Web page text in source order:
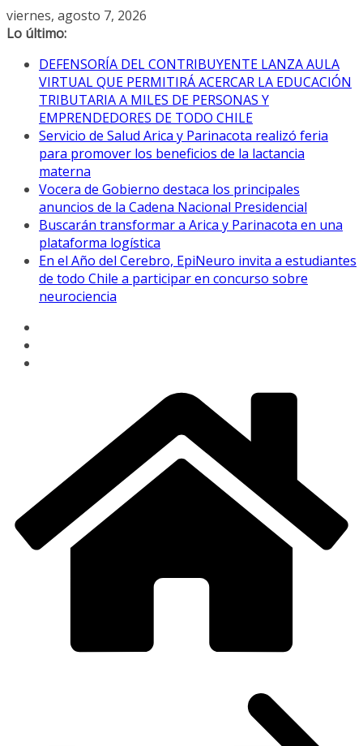
Saltar
al
viernes, agosto 7, 2026
Lo último:
DEFENSORÍA DEL CONTRIBUYENTE LANZA AULA
VIRTUAL QUE PERMITIRÁ ACERCAR LA EDUCACIÓN
TRIBUTARIA A MILES DE PERSONAS Y
EMPRENDEDORES DE TODO CHILE
Servicio de Salud Arica y Parinacota realizó feria
para promover los beneficios de la lactancia
materna
Vocera de Gobierno destaca los principales
anuncios de la Cadena Nacional Presidencial
Buscarán transformar a Arica y Parinacota en una
plataforma logística
En el Año del Cerebro, EpiNeuro invita a estudiantes
de todo Chile a participar en concurso sobre
neurociencia